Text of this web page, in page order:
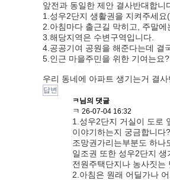
앞전과 동일한 제안 결사반대합니
1.성우2단지 생활권을 지켜주세요
2.아침마다 출근길 막히고, 주말
3.해당지역은 수변구역입니다.
4.공공기여 공원을 해준다는데 결
5.인근 마을주민을 위한 기여는요
우리 동네에 아파트 생기는거 결사
답변
ㅋ님의 댓글
ㅋ 26-07-04 16:32
1.성우2단지 거실이 도로
이야기하는지 궁금합니다
조망권가리는부분도 하나
일조권 또한 성우2단지
전원주택단지나 농사짓는
2.아침은 원래 어딜가나